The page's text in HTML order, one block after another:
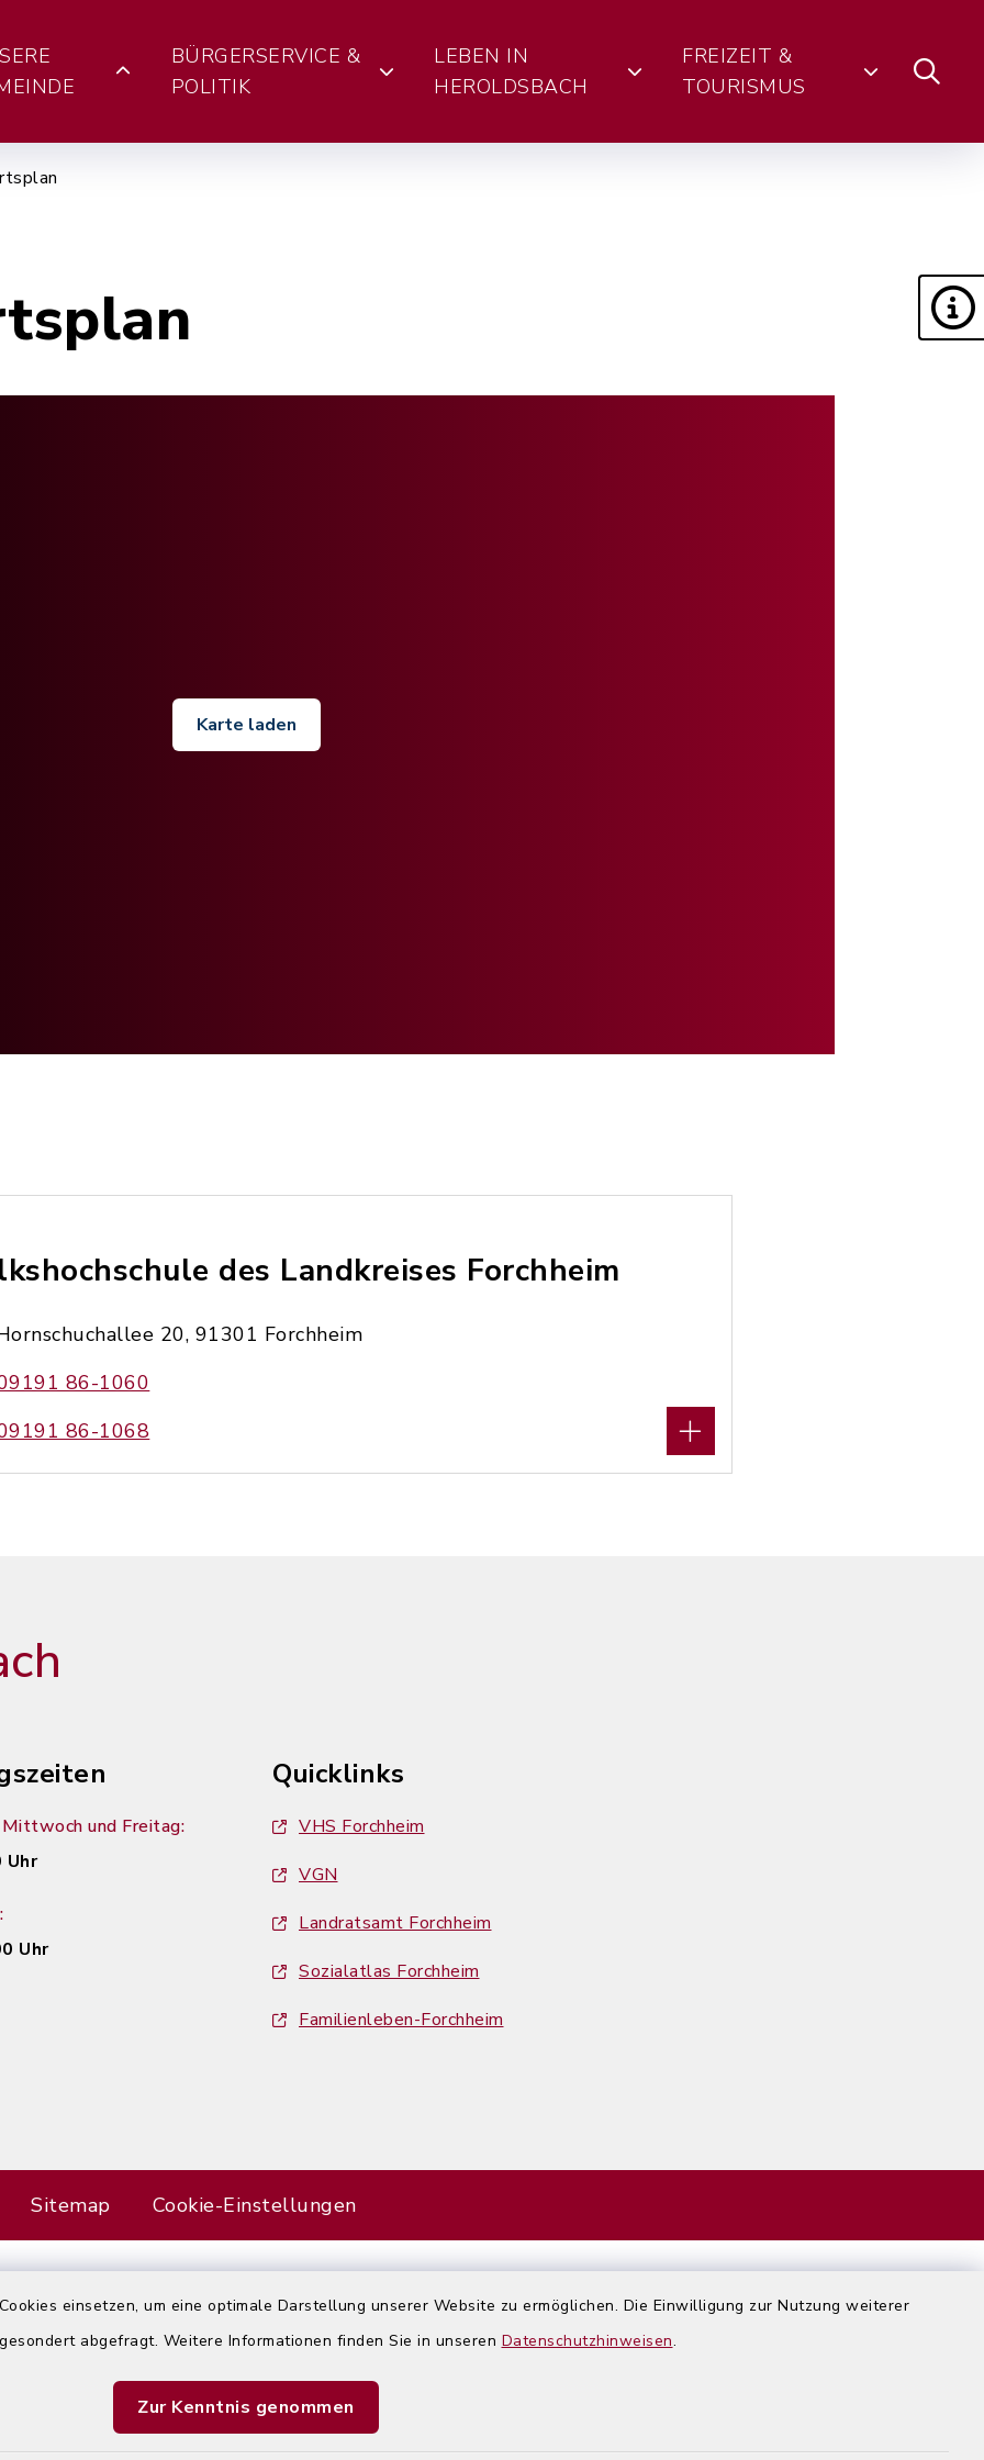
einsetzen, um eine optimale Darstellung unserer Website zu ermöglichen. Die Einwilligung zur Nutzung weiterer
abgefragt. Weitere Informationen finden Sie in unseren Datenschutzhinweisen.
Zur Kenntnis genommen
BÜRGERSERVICE &
POLITIK
LEBEN IN
HEROLDSBACH
FREIZEIT &
TOURISMUS
Karte laden
des Landkreises Forchheim
20, 91301 Forchheim
86-1060
86-1068
und Freitag:
Uhr
Uhr
Quicklinks
VHS Forchheim
VGN
Landratsamt Forchheim
Sozialatlas Forchheim
Familienleben-Forchheim
Sitemap Cookie-Einstellungen
Error
Failed to load assistant data
Refresh Page